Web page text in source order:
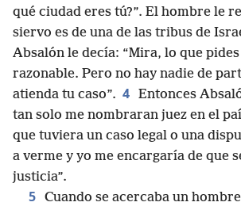
qué ciudad eres tú?”. El hombre le
siervo es de una de las tribus de
Absalón le decía: “Mira, lo que
razonable. Pero no hay nadie de
atienda tu caso”. 4 Entonces
tan solo me nombraran juez en el
que tuviera un caso legal o una
a verme y yo me encargaría de que
justicia”.
5 Cuando se acercaba un